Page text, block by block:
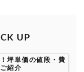
UP
坪単価の値段・費
紹介